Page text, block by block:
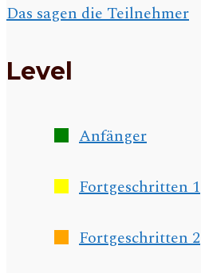
Das sagen die Teilnehmer
Level
Anfänger
Fortgeschritten 1
Fortgeschritten 2